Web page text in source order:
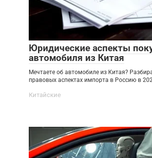
Юридические аспекты
автомобиля из Китая
Мечтаете об автомобиле из Китая?
правовых аспектах импорта в Россию в
Китайские